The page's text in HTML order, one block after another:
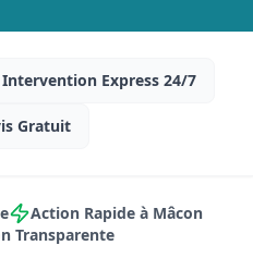
Intervention Express 24/7
Gratuit
Action Rapide à Mâcon
Transparente